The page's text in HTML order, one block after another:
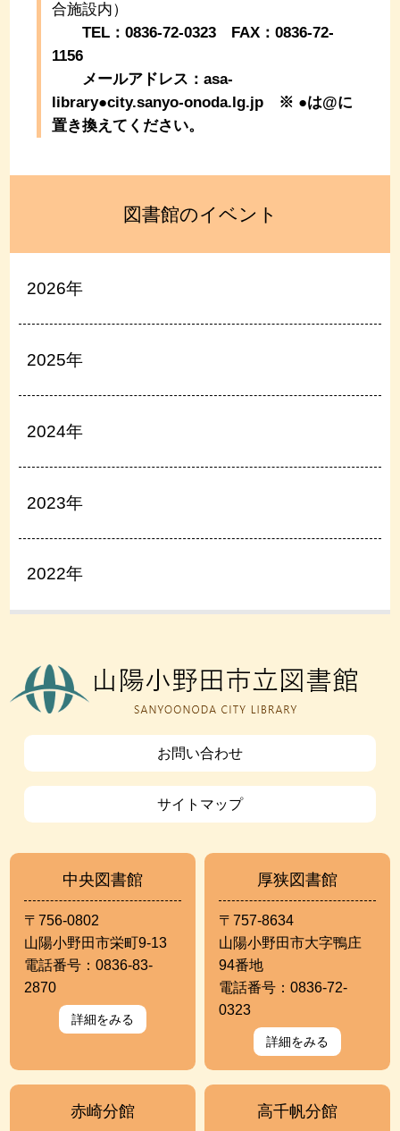
合施設内）
TEL：0836-72-0323 FAX：0836-72-
1156
メールアドレス：asa-
library●city.sanyo-onoda.lg.jp ※ ●は@に
置き換えてください。
図書館のイベント
2026年
2025年
2024年
2023年
2022年
お問い合わせ
サイトマップ
中央図書館
〒756-0802
山陽小野田市栄町9-13
電話番号：0836-83-
2870
詳細をみる
厚狭図書館
〒757-8634
山陽小野田市大字鴨庄
94番地
電話番号：0836-72-
0323
詳細をみる
赤崎分館 高千帆分館